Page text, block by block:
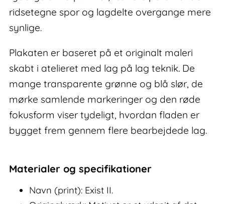
ridsetegne spor og lagdelte overgange mere
synlige.
Plakaten er baseret på et originalt maleri
skabt i atelieret med lag på lag teknik. De
mange transparente grønne og blå slør, de
mørke samlende markeringer og den røde
fokusform viser tydeligt, hvordan fladen er
bygget frem gennem flere bearbejdede lag.
Materialer og specifikationer
Navn (print): Exist II.